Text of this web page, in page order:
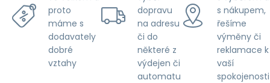
proto
máme s
dodavately
dobré
vztahy
dopravu
na adresu
či do
některé z
výdejen či
automatu
s nákupem,
řešíme
výměny či
reklamace k
vaší
spokojenosti